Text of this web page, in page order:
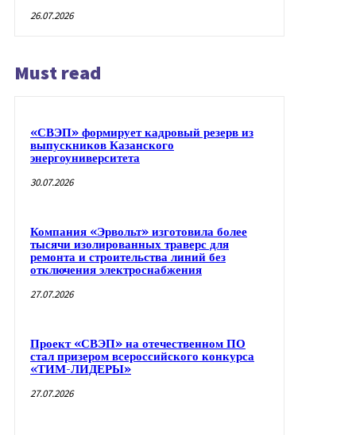
26.07.2026
Must read
«СВЭП» формирует кадровый резерв из
выпускников Казанского
энергоуниверситета
30.07.2026
Компания «Эрвольт» изготовила более
тысячи изолированных траверс для
ремонта и строительства линий без
отключения электроснабжения
27.07.2026
Проект «СВЭП» на отечественном ПО
стал призером всероссийского конкурса
«ТИМ-ЛИДЕРЫ»
27.07.2026